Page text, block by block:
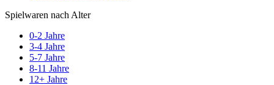
Spielwaren nach Alter
0-2 Jahre
3-4 Jahre
5-7 Jahre
8-11 Jahre
12+ Jahre